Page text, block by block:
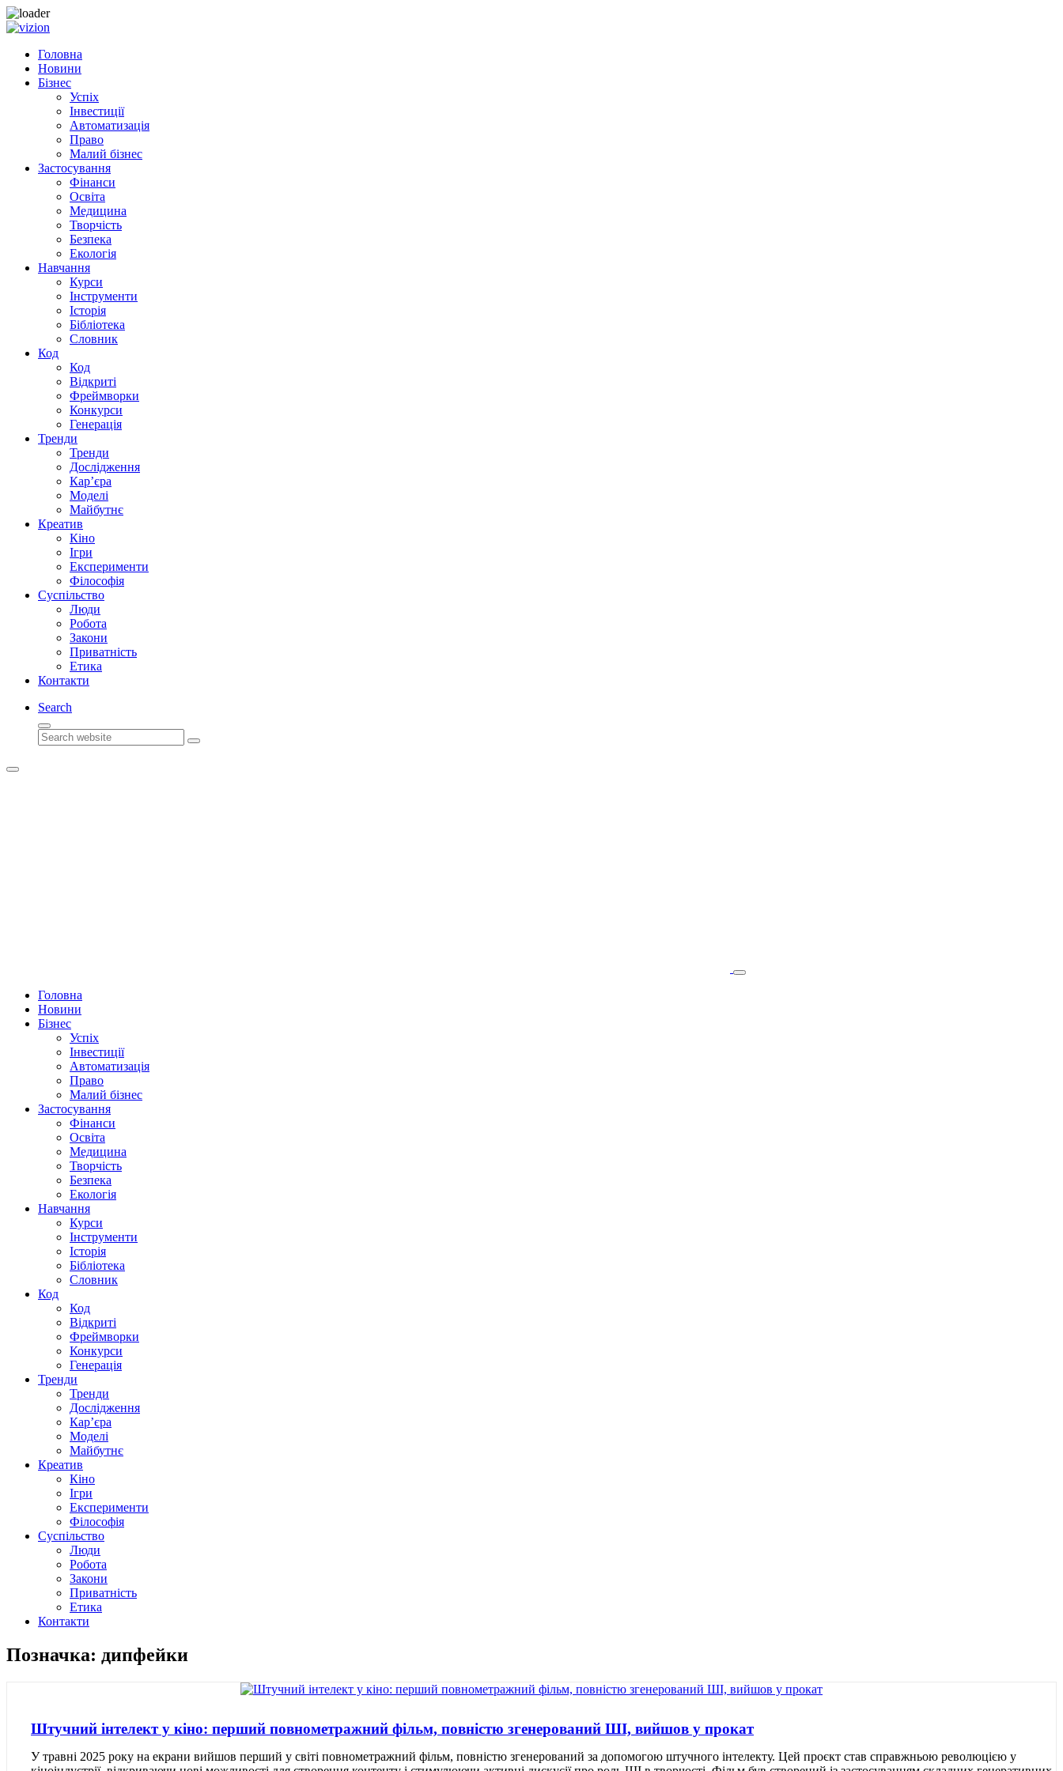
Skip to content
Головна
Новини
Бізнес
Успіх
Інвестиції
Автоматизація
Право
Малий бізнес
Застосування
Фінанси
Освіта
Медицина
Творчість
Безпека
Екологія
Навчання
Курси
Інструменти
Історія
Бібліотека
Словник
Код
Код
Відкриті
Фреймворки
Конкурси
Генерація
Тренди
Тренди
Дослідження
Кар’єра
Моделі
Майбутнє
Креатив
Кіно
Ігри
Експерименти
Філософія
Суспільство
Люди
Робота
Закони
Приватність
Етика
Контакти
Search
Search
Головна
Новини
Бізнес
Успіх
Інвестиції
Автоматизація
Право
Малий бізнес
Застосування
Фінанси
Освіта
Медицина
Творчість
Безпека
Екологія
Навчання
Курси
Інструменти
Історія
Бібліотека
Словник
Код
Код
Відкриті
Фреймворки
Конкурси
Генерація
Тренди
Тренди
Дослідження
Кар’єра
Моделі
Майбутнє
Креатив
Кіно
Ігри
Експерименти
Філософія
Суспільство
Люди
Робота
Закони
Приватність
Етика
Контакти
Позначка: дипфейки
Штучний інтелект у кіно: перший повнометражний фільм, повністю згенерований ШІ, вийшов у прокат
У травні 2025 року на екрани вийшов перший у світі повнометражний фільм, повністю згенерований за допомогою штучного інтелекту. Цей проєкт став справжньою революцією у